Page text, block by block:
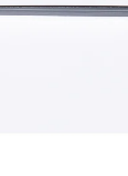
– LYCH SOD